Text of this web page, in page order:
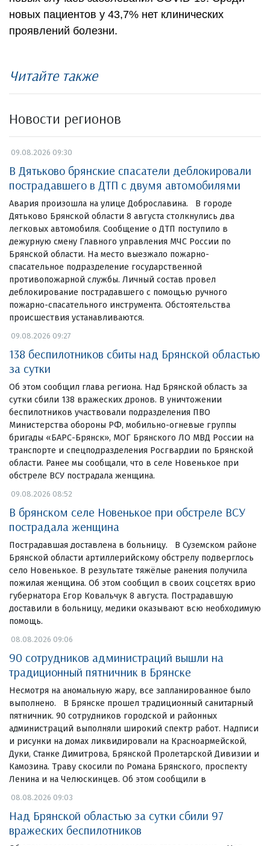
новых пациентов у 43,7% нет клинических
проявлений болезни.
Читайте также
Новости регионов
09.08.2026 09:30
В Дятьково брянские спасатели деблокировали
пострадавшего в ДТП с двумя автомобилями
Авария произошла на улице Доброславина. В городе
Дятьково Брянской области 8 августа столкнулись два
легковых автомобиля. Сообщение о ДТП поступило в
дежурную смену Главного управления МЧС России по
Брянской области. На место выезжало пожарно-
спасательное подразделение государственной
противопожарной службы. Личный состав провел
деблокирование пострадавшего с помощью ручного
пожарно-спасательного инструмента. Обстоятельства
происшествия устанавливаются.
09.08.2026 09:27
138 беспилотников сбиты над Брянской областью
за сутки
Об этом сообщил глава региона. Над Брянской область за
сутки сбили 138 вражеских дронов. В уничтожении
беспилотников участвовали подразделения ПВО
Министерства обороны РФ, мобильно-огневые группы
бригады «БАРС-Брянск», МОГ Брянского ЛО МВД России на
транспорте и спецподразделения Росгвардии по Брянской
области. Ранее мы сообщали, что в селе Новенькое при
обстреле ВСУ пострадала женщина.
09.08.2026 08:52
В брянском селе Новенькое при обстреле ВСУ
пострадала женщина
Пострадавшая доставлена в больницу. В Суземском районе
Брянской области артиллерийскому обстрелу подверглось
село Новенькое. В результате тяжёлые ранения получила
пожилая женщина. Об этом сообщил в своих соцсетях врио
губернатора Егор Ковальчук 8 августа. Пострадавшую
доставили в больницу, медики оказывают всю необходимую
помощь.
08.08.2026 09:06
90 сотрудников администраций вышли на
традиционный пятничник в Брянске
Несмотря на аномальную жару, все запланированное было
выполнено. В Брянске прошел традиционный санитарный
пятничник. 90 сотрудников городской и районных
администраций выполняли широкий спектр работ. Надписи
и рисунки на домах ликвидировали на Красноармейской,
Дуки, Станке Димитрова, Брянской Пролетарской Дивизии и
Камозина. Траву скосили по Романа Брянского, проспекту
Ленина и на Челюскинцев. Об этом сообщили в
08.08.2026 09:03
Над Брянской областью за сутки сбили 97
вражеских беспилотников